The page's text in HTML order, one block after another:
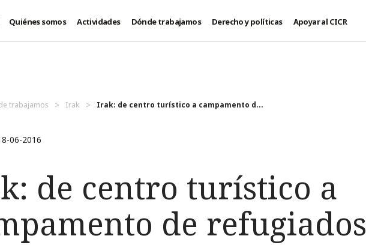
Quiénes somos Actividades Dónde trabajamos Derecho y políticas Apoyar al CICR
trabajamos Irak Irak: de centro turístico a campamento d...
06-2016
de centro turístico a
de refugiados